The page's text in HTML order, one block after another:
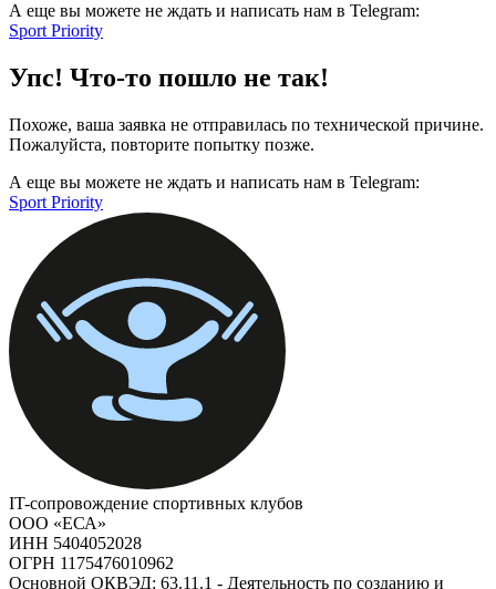
А еще вы можете не ждать и написать нам в Telegram:
Sport Priority
Упс! Что-то пошло не так!
Похоже, ваша заявка не отправилась по технической причине.
Пожалуйста, повторите попытку позже.
А еще вы можете не ждать и написать нам в Telegram:
Sport Priority
IT-сопровождение спортивных клубов
ООО «ЕСА»
ИНН 5404052028
ОГРН 1175476010962
Основной ОКВЭД: 63.11.1 - Деятельность по созданию и